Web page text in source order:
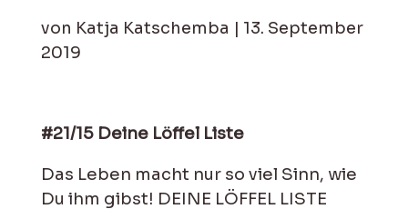
von Katja Katschemba | 13. September
2019
#21/15 Deine Löffel Liste
Das Leben macht nur so viel Sinn, wie
Du ihm gibst! DEINE LÖFFEL LISTE